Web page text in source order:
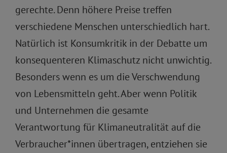
gerechte. Denn höhere Preise treffen
verschiedene Menschen unterschiedlich hart.
Natürlich ist Konsumkritik in der Debatte um
konsequenteren Klimaschutz nicht unwichtig.
Besonders wenn es um die Verschwendung
von Lebensmitteln geht. Aber wenn Politik
und Unternehmen die gesamte
Verantwortung für Klimaneutralität auf die
Verbraucher*innen übertragen, entziehen sie